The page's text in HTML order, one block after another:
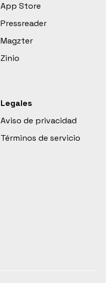
App Store
Pressreader
Magzter
Zinio
Legales
Aviso de privacidad
Términos de servicio